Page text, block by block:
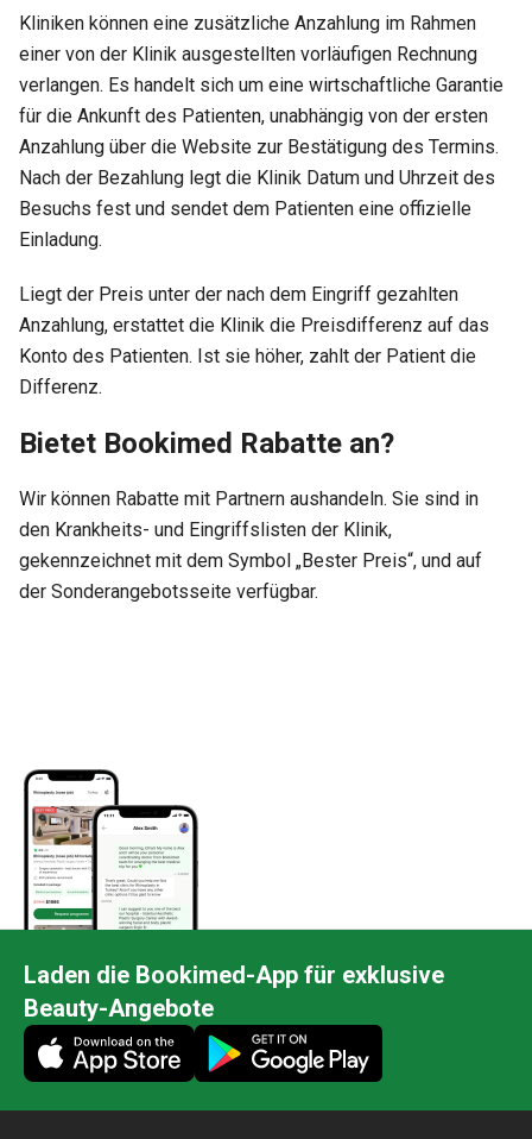
Kliniken können eine zusätzliche Anzahlung im Rahmen
einer von der Klinik ausgestellten vorläufigen Rechnung
verlangen. Es handelt sich um eine wirtschaftliche Garantie
für die Ankunft des Patienten, unabhängig von der ersten
Anzahlung über die Website zur Bestätigung des Termins.
Nach der Bezahlung legt die Klinik Datum und Uhrzeit des
Besuchs fest und sendet dem Patienten eine offizielle
Einladung.
Liegt der Preis unter der nach dem Eingriff gezahlten
Anzahlung, erstattet die Klinik die Preisdifferenz auf das
Konto des Patienten. Ist sie höher, zahlt der Patient die
Differenz.
Bietet Bookimed Rabatte an?
Wir können Rabatte mit Partnern aushandeln. Sie sind in
den Krankheits- und Eingriffslisten der Klinik,
gekennzeichnet mit dem Symbol „Bester Preis“, und auf
der Sonderangebotsseite verfügbar.
Laden die Bookimed-App für exklusive
Beauty-Angebote